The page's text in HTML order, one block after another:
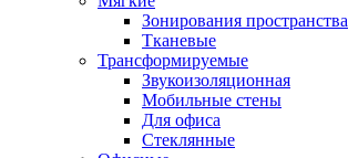
Зонирования пространства
Тканевые
Трансформируемые
Звукоизоляционная
Мобильные стены
Для офиса
Стеклянные